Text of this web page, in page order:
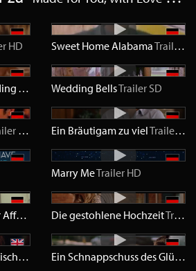
HD Sweet Home AlabamaTrailer
My Big Fat Greek Wedding
Trailer SD
Wedding BellsTrailer SD
SD Ein Bräutigam zu vielTrailer HD
Marry MeTrailer HD
Tagebuch einer Pariser Affäre TrailerHD
Die gestohlene HochzeitTrailer
Mein Freund, seine amische Familie und ich TrailerHD Ein Schnappschuss des Glücks